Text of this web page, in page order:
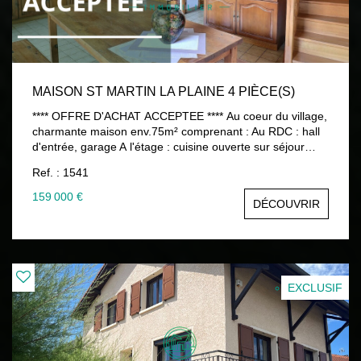
MAISON ST MARTIN LA PLAINE 4 PIÈCE(S)
**** OFFRE D'ACHAT ACCEPTEE **** Au coeur du village,
charmante maison env.75m² comprenant : Au RDC : hall
d'entrée, garage A l'étage : cuisine ouverte sur séjour
sous rempants, salle de bains, WC Idéalement placée à
proximité des commerces et écoles 159 000 € honoraires
d'agence charge vendeur Contactez Pascale ORET - 07
les risques auxquels ce bien est exposé sont disponibles
Ref. : 1541
159 000 €
DÉCOUVRIR
EXCLUSIF